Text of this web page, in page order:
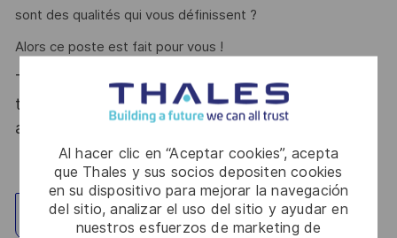
Al hacer clic en “Aceptar cookies”, acepta
que Thales y sus socios depositen cookies
en su dispositivo para mejorar la navegación
del sitio, analizar el uso del sitio y ayudar en
nuestros esfuerzos de marketing de
sont des qualités qui vous définissent ?
Alors ce poste est fait pour vous !
Thales, entreprise Handi-Engagée, reconnait
tous les talents. La diversité est notre meilleur
atout. Postulez et rejoignez nous !
Explorar ubicación